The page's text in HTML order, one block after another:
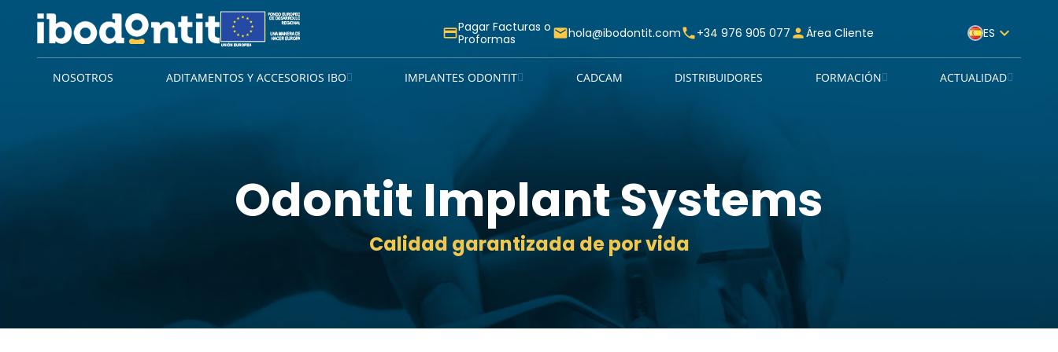
paymentPagar Facturas o
Proformas
mailhola@ibodontit.comphone+34 976 905 077 personÁrea Cliente ES
NOSOTROS ADITAMENTOS Y ACCESORIOS IBO IMPLANTES ODONTIT CADCAM DISTRIBUIDORES FORMACIÓN ACTUALIDAD
Odontit Implant Systems
Calidad garantizada de por vida